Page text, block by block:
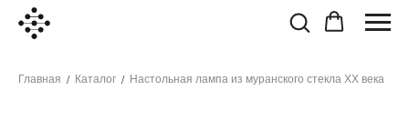
Главная / Каталог / Настольная лампа из муранского стекла ХХ века